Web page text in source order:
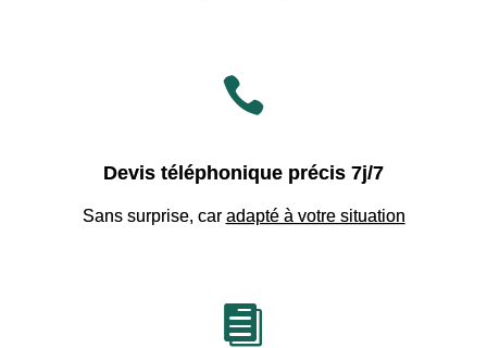

Devis téléphonique précis 7j/7
Sans surprise, car adapté à votre situation
